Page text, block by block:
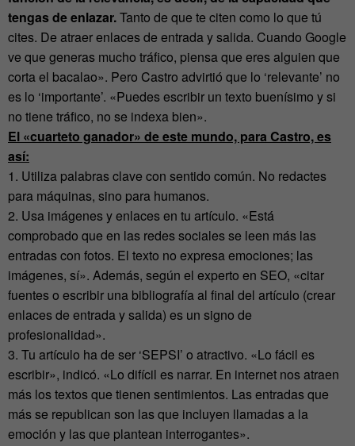
tengas de enlazar.Tanto de que te citen como lo que tú
cites. De atraer enlaces de entrada y salida. Cuando Google
ve que generas mucho tráfico, piensa que eres alguien que
corta el bacalao». Pero Castro advirtió que lo ‘relevante’ no
es lo ‘importante’. «Puedes escribir un texto buenísimo y si
no tiene tráfico, no se indexa bien».
El «cuarteto ganador» de este mundo, para Castro, es
así:
1. Utiliza palabras clave con sentido común. No redactes
para máquinas, sino para humanos.
2. Usa imágenes y enlaces en tu artículo. «Está
comprobado que en las redes sociales se leen más las
entradas con fotos. El texto no expresa emociones; las
imágenes, sí». Además, según el experto en SEO, «citar
fuentes o escribir una bibliografía al final del artículo (crear
enlaces de entrada y salida) es un signo de
profesionalidad».
3. Tu artículo ha de ser ‘SEPSI’ o atractivo. «Lo fácil es
escribir», indicó. «Lo difícil es narrar. En internet nos atraen
más los textos que tienen sentimientos. Las entradas que
más se republican son las que incluyen llamadas a la
emoción y las que plantean interrogantes».